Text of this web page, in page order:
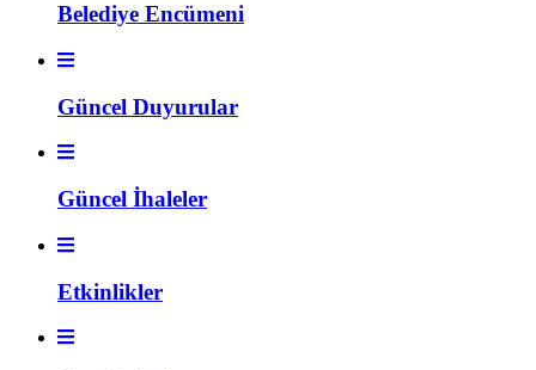
Belediye Encümeni
Güncel Duyurular
Güncel İhaleler
Etkinlikler